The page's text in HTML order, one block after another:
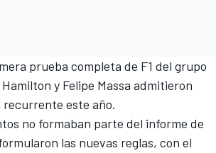
prueba completa de F1 del grupo
y Felipe Massa admitieron
este año.
no formaban parte del informe de
las nuevas reglas, con el